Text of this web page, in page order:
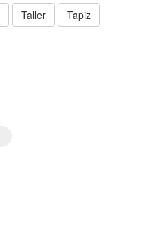
Taller Tapiz